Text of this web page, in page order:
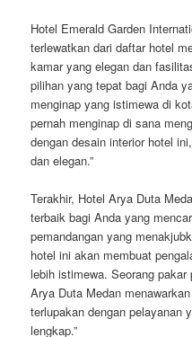
Hotel Emerald Garden
terlewatkan dari daftar hotel
kamar yang elegan dan
pilihan yang tepat bagi Anda
menginap yang istimewa di
pernah menginap di sana
dengan desain interior hotel
dan elegan.”
Terakhir, Hotel Arya Duta
terbaik bagi Anda yang
pemandangan yang
hotel ini akan membuat
lebih istimewa. Seorang pakar
Arya Duta Medan
terlupakan dengan pelayanan
lengkap.”